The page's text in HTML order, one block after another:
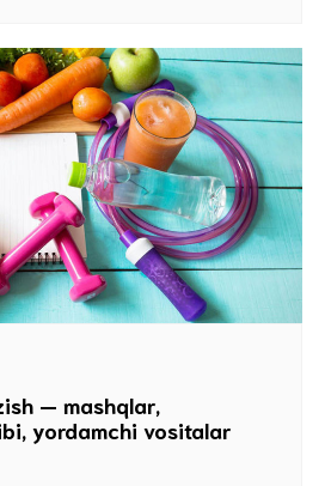
— mashqlar,
yordamchi vositalar